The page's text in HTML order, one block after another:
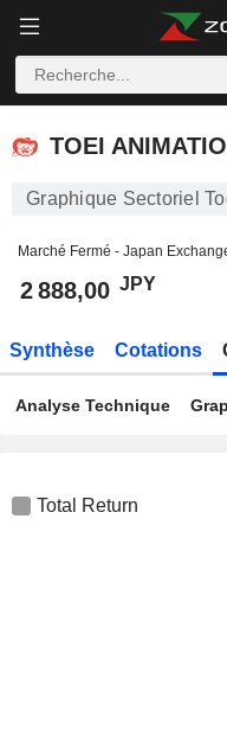
TOEI ANIMATION
TOEI
Graphique Sectoriel
Marché Fermé - Japan
2 888,00 JPY
Synthèse Cotations
Analyse Technique
Total Return